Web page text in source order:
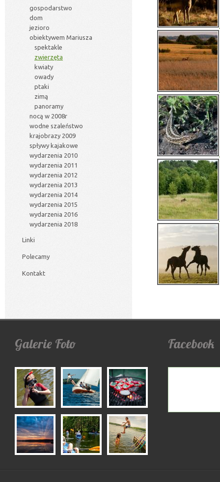
gospodarstwo
dom
jezioro
obiektywem Mariusza
spektakle
zwierzęta
kwiaty
owady
ptaki
zimą
panoramy
nocą w 2008r
wodne szaleństwo
krajobrazy 2009
spływy kajakowe
wydarzenia 2010
wydarzenia 2011
wydarzenia 2012
wydarzenia 2013
wydarzenia 2014
wydarzenia 2015
wydarzenia 2016
wydarzenia 2018
Linki
Polecamy
Kontakt
Galerie Foto Facebook